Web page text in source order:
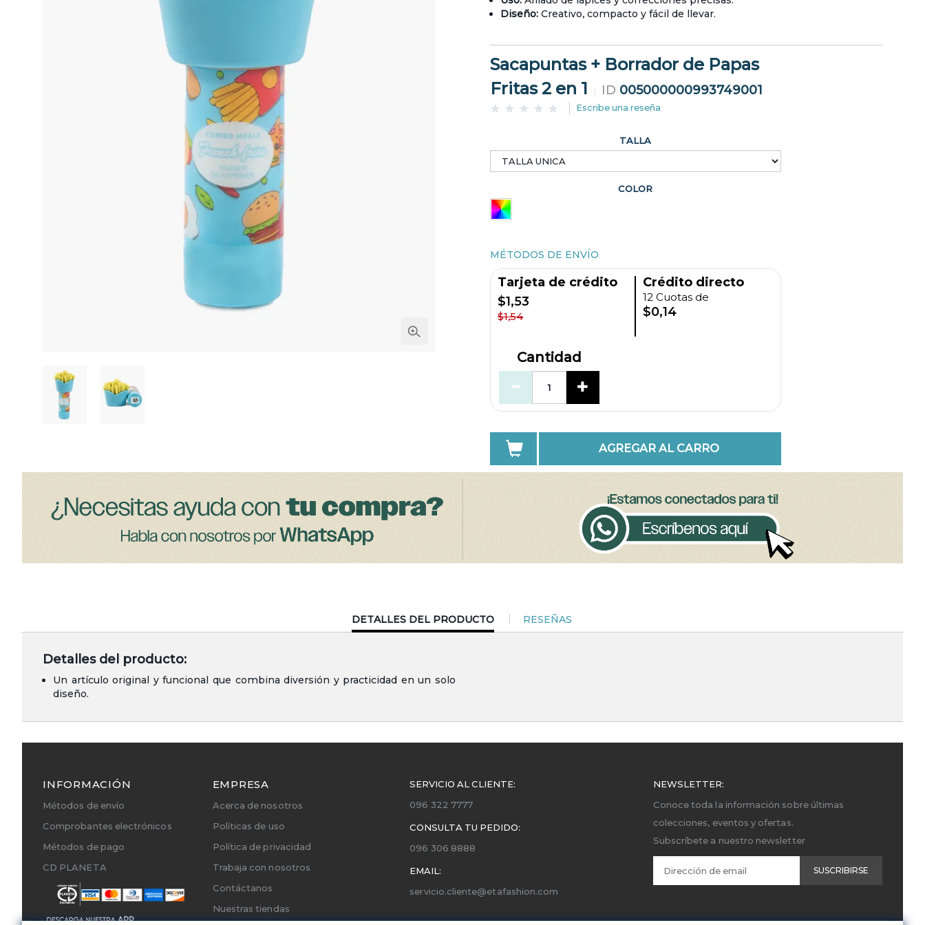
Diseño: Creativo, compacto y fácil de llevar.
Sacapuntas + Borrador de Papas
Fritas 2 en 1
ID 005000000993749001
Escribe una reseña
TALLA
COLOR
MÉTODOS DE ENVÍO
Tarjeta de crédito
$1,53
$1,54
Crédito directo
12 Cuotas de
$0,14
Cantidad
AGREGAR AL CARRO
CURRENT
TAB:
DETALLES DEL PRODUCTO RESEÑAS
Detalles del producto:
Un artículo original y funcional que combina diversión y practicidad en un solo
diseño.
INFORMACIÓN
Métodos de envío
Comprobantes electrónicos
Métodos de pago
CD PLANETA
EMPRESA
Acerca de nosotros
Políticas de uso
Política de privacidad
Trabaja con nosotros
Contáctanos
Nuestras tiendas
SERVICIO AL CLIENTE:
096 322 7777
CONSULTA TU PEDIDO:
096 306 8888
EMAIL:
servicio.cliente@etafashion.com
NEWSLETTER:
Conoce toda la información sobre últimas
colecciones, eventos y ofertas.
Subscríbete a nuestro newsletter
SUSCRIBIRSE